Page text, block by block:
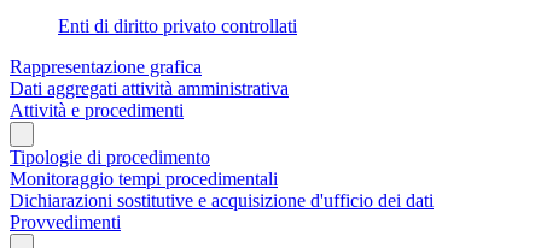
Enti di diritto privato controllati
Rappresentazione grafica
Dati aggregati attività amministrativa
Attività e procedimenti
Tipologie di procedimento
Monitoraggio tempi procedimentali
Dichiarazioni sostitutive e acquisizione d'ufficio dei dati
Provvedimenti